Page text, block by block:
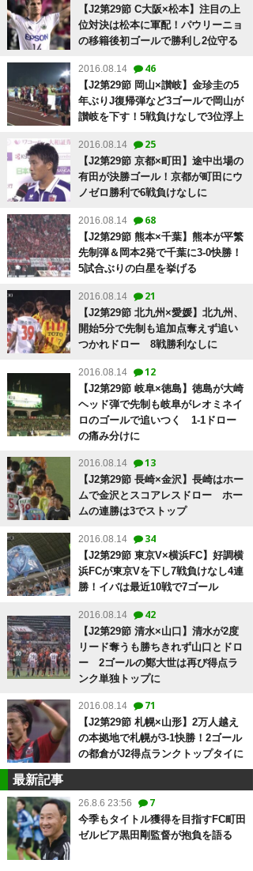
【J2第29節 C大阪×松本】注目の上
位対決は松本に軍配！パウリーニョ
の移籍後初ゴールで勝利し2位守る
2016.08.14 46
【J2第29節 岡山×讃岐】金珍圭の5
年ぶりJ復帰弾など3ゴールで岡山が
讃岐を下す！5戦負けなしで3位浮上
2016.08.14 25
【J2第29節 京都×町田】途中出場の
有田が決勝ゴール！京都が町田にウ
ノゼロ勝利で6戦負けなしに
2016.08.14 68
【J2第29節 熊本×千葉】熊本が平繁
先制弾＆岡本2発で千葉に3-0快勝！
5試合ぶりの白星を挙げる
2016.08.14 21
【J2第29節 北九州×愛媛】北九州、
開始5分で先制も追加点奪えず追い
つかれドロー 8戦勝利なしに
2016.08.14 12
【J2第29節 岐阜×徳島】徳島が大崎
ヘッド弾で先制も岐阜がレオミネイ
ロのゴールで追いつく 1-1ドロー
の痛み分けに
2016.08.14 13
【J2第29節 長崎×金沢】長崎はホー
ムで金沢とスコアレスドロー ホー
ムの連勝は3でストップ
2016.08.14 34
【J2第29節 東京V×横浜FC】好調横
浜FCが東京Vを下し7戦負けなし4連
勝！イバは最近10戦で7ゴール
2016.08.14 42
【J2第29節 清水×山口】清水が2度
リード奪うも勝ちきれず山口とドロ
ー 2ゴールの鄭大世は再び得点ラ
ンク単独トップに
2016.08.14 71
【J2第29節 札幌×山形】2万人越え
の本拠地で札幌が3-1快勝！2ゴール
の都倉がJ2得点ランクトップタイに
最新記事
26.8.6 23:56 7
今季もタイトル獲得を目指すFC町田
ゼルビア黒田剛監督が抱負を語る